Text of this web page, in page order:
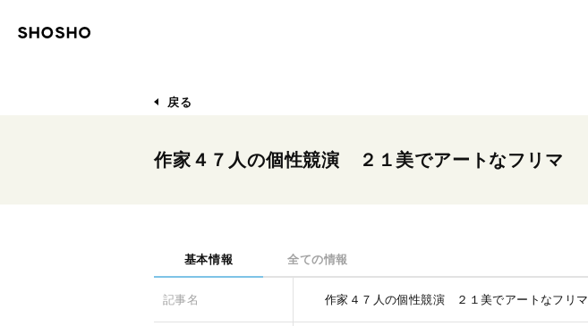
戻る
作家４７人の個性競演 ２１美でアートなフリマ
基本情報 全ての情報
記事名 作家４７人の個性競演 ２１美でアートなフリマ